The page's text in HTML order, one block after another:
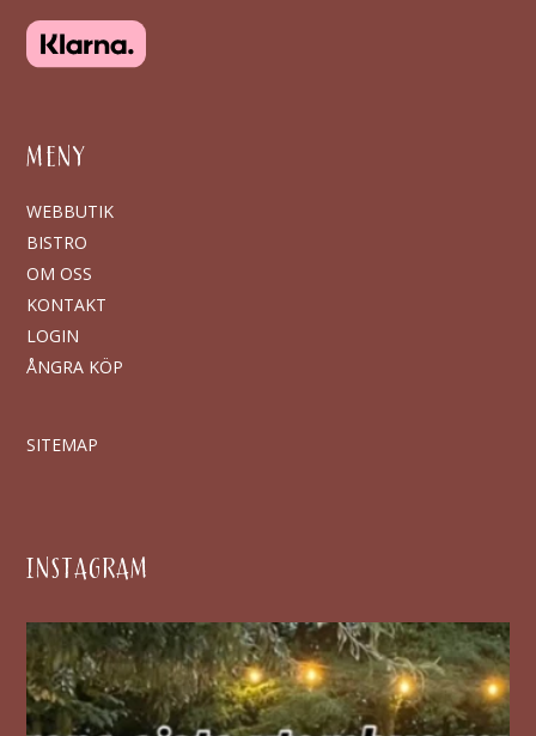
MENY
WEBBUTIK
BISTRO
OM OSS
KONTAKT
LOGIN
ÅNGRA KÖP
SITEMAP
INSTAGRAM